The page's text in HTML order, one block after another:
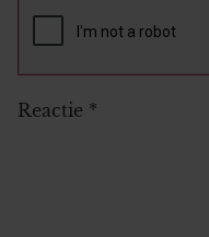
Reactie *